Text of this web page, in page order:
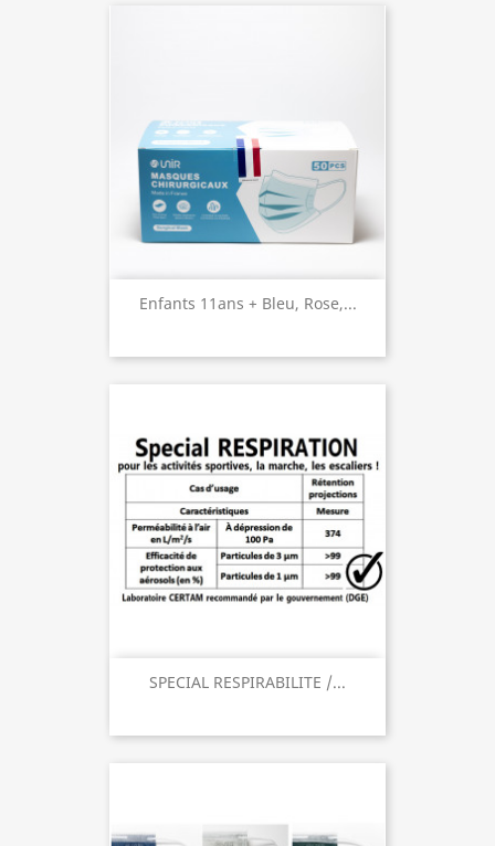
Enfants 11ans + Bleu, Rose,...
SPECIAL RESPIRABILITE /...